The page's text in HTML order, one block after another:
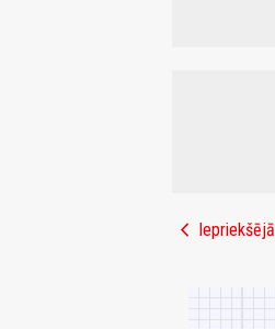
chevron_left Iepriekšējā